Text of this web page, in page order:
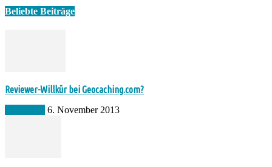
Beliebte Beiträge
Reviewer-Willkür bei Geocaching.com?
6. November 2013